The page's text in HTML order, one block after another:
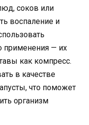
соков или
воспаление и
применения — их
как компресс.
в качестве
что поможет
организм